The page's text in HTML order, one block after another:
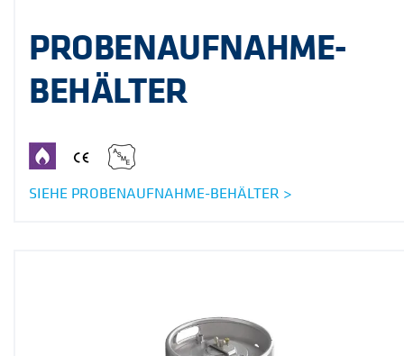
PROBENAUFNAHME-
BEHÄLTER
SIEHE PROBENAUFNAHME-BEHÄLTER >